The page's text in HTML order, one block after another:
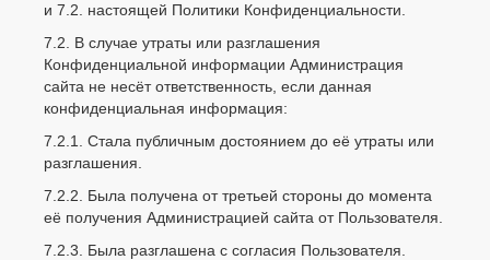
и 7.2. настоящей Политики Конфиденциальности.
7.2. В случае утраты или разглашения
Конфиденциальной информации Администрация
сайта не несёт ответственность, если данная
конфиденциальная информация:
7.2.1. Стала публичным достоянием до её утраты или
разглашения.
7.2.2. Была получена от третьей стороны до момента
её получения Администрацией сайта от Пользователя.
7.2.3. Была разглашена с согласия Пользователя.